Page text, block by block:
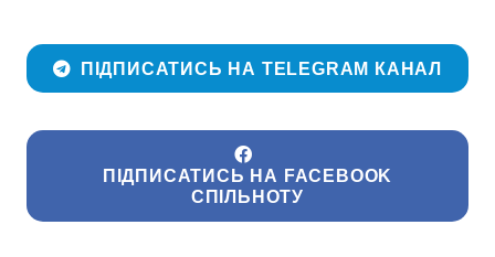
ПІДПИСАТИСЬ НА TELEGRAM КАНАЛ
ПІДПИСАТИСЬ НА FACEBOOK
СПІЛЬНОТУ